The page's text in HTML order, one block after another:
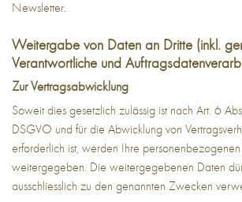
Newsletter.
Weitergabe von Daten an Dritte (inkl.
Verantwortliche und
Zur Vertragsabwicklung
Soweit dies gesetzlich zulässig ist nach Art. 6
DSGVO und für die Abwicklung von
erforderlich ist, werden Ihre
weitergegeben. Die weitergegebenen Daten
ausschliesslich zu den genannten Zwecken